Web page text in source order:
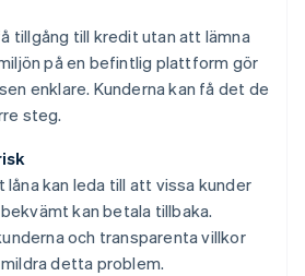
tillgång till kredit utan att lämna
på en befintlig plattform gör
enklare. Kunderna kan få det de
steg.
kan leda till att vissa kunder
kan betala tillbaka.
och transparenta villkor
detta problem.